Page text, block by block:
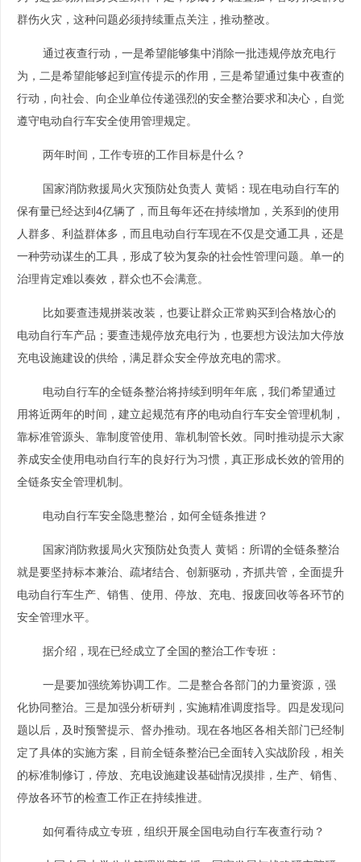
群伤火灾，这种问题必须持续重点关注，推动整改。
通过夜查行动，一是希望能够集中消除一批违规停放充电行
为，二是希望能够起到宣传提示的作用，三是希望通过集中夜查的
行动，向社会、向企业单位传递强烈的安全整治要求和决心，自觉
遵守电动自行车安全使用管理规定。
两年时间，工作专班的工作目标是什么？
国家消防救援局火灾预防处负责人 黄韬： 现在电动自行车的
保有量已经达到4亿辆了，而且每年还在持续增加，关系到的使用
人群多、利益群体多，而且电动自行车现在不仅是交通工具，还是
一种劳动谋生的工具，形成了较为复杂的社会性管理问题。单一的
治理肯定难以奏效，群众也不会满意。
比如要查违规拼装改装，也要让群众正常购买到合格放心的
电动自行车产品；要查违规停放充电行为，也要想方设法加大停放
充电设施建设的供给，满足群众安全停放充电的需求。
电动自行车的全链条整治将持续到明年年底，我们希望通过
用将近两年的时间，建立起规范有序的电动自行车安全管理机制，
靠标准管源头、靠制度管使用、靠机制管长效。同时推动提示大家
养成安全使用电动自行车的良好行为习惯，真正形成长效的管用的
全链条安全管理机制。
电动自行车安全隐患整治，如何全链条推进？
国家消防救援局火灾预防处负责人 黄韬： 所谓的全链条整治
就是要坚持标本兼治、疏堵结合、创新驱动，齐抓共管，全面提升
电动自行车生产、销售、使用、停放、充电、报废回收等各环节的
安全管理水平。
据介绍，现在已经成立了全国的整治工作专班：
一是要加强统筹协调工作。 二是整合各部门的力量资源，强
化协同整治。 三是加强分析研判，实施精准调度指导。 四是发现问
题以后，及时预警提示、督办推动。 现在各地区各相关部门已经制
定了具体的实施方案，目前全链条整治已全面转入实战阶段，相关
的标准制修订，停放、充电设施建设基础情况摸排，生产、销售、
停放各环节的检查工作正在持续推进。
如何看待成立专班，组织开展全国电动自行车夜查行动？